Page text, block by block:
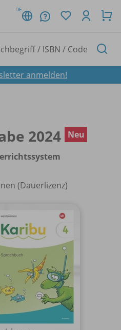
DE
anmelden!
2024
Neu
(Dauerlizenz)